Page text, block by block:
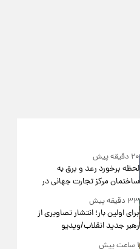
۲۰ دقیقه پیش
لحظه برخورد رعد و برق به
ساختمان مرکز تجارت جهانی در
آمریکا + فیلم
۳۳ دقیقه پیش
برای اولین بار؛ انتشار تصاویری از
رهبر جدید انقلاب/ویدیو
۱ ساعت پیش